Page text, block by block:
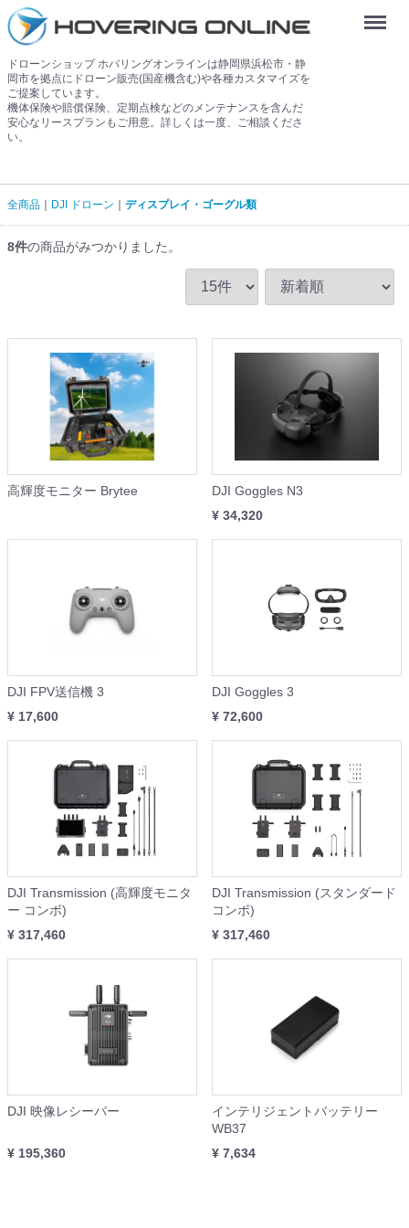
ドローンショップ ホバリングオンラインは静岡県浜松市・静
岡市を拠点にドローン販売(国産機含む)や各種カスタマイズを
ご提案しています。
機体保険や賠償保険、定期点検などのメンテナンスを含んだ
安心なリースプランもご用意。詳しくは一度、ご相談くださ
い。
Menu
全商品 DJI ドローン ディスプレイ・ゴーグル類
8件の商品がみつかりました。
高輝度モニター Brytee
DJI Goggles N3
¥ 34,320
DJI FPV送信機 3
¥ 17,600
DJI Goggles 3
¥ 72,600
DJI Transmission (高輝度モニタ
ー コンボ)
¥ 317,460
DJI Transmission (スタンダード
コンボ)
¥ 317,460
DJI 映像レシーバー
¥ 195,360
インテリジェントバッテリー
WB37
¥ 7,634